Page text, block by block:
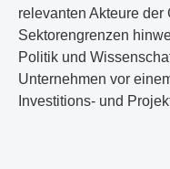
relevanten Akteure
Sektorengrenzen
Politik und
Unternehmen vor
Investitions- und